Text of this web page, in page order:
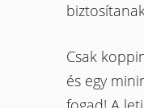
Csak
és egy